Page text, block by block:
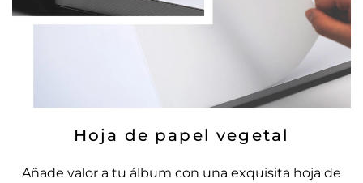
Hoja de papel vegetal
Añade valor a tu álbum con una exquisita hoja de